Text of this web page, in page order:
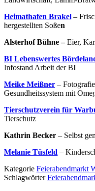
Heimathafen Brakel –
hergestellten Soßen
Alsterhof Bühne –Eier,
BI Lebenswertes
Infostand Arbeit
Meike Meißner –
Gesundheitssystem mit
Tierschutzverein für
Tierschutz
Kathrin Becker – Selbst
Melanie Tüsfeld –
Kategorie Feierabendmarkt
Schlagwörter